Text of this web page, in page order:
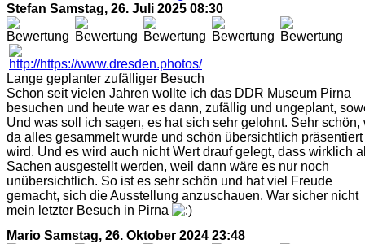
Stefan Samstag, 26. Juli 2025 08:30
Lange geplanter zufälliger Besuch
Schon seit vielen Jahren wollte ich das DDR Museum Pirna
besuchen und heute war es dann, zufällig und ungeplant,
Und was soll ich sagen, es hat sich sehr gelohnt. Sehr schön,
da alles gesammelt wurde und schön übersichtlich präsentiert
wird. Und es wird auch nicht Wert drauf gelegt, dass wirklich
Sachen ausgestellt werden, weil dann wäre es nur noch
unübersichtlich. So ist es sehr schön und hat viel Freude
gemacht, sich die Ausstellung anzuschauen. War sicher nicht
mein letzter Besuch in Pirna
Mario Samstag, 26. Oktober 2024 23:48